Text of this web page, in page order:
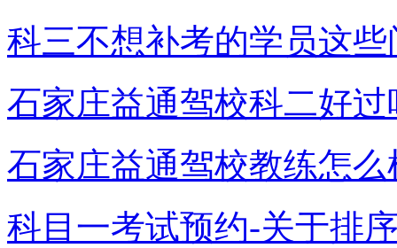
科三不想补考的学员这
石家庄益通驾校科二好过
石家庄益通驾校教练怎么
科目一考试预约-关于排